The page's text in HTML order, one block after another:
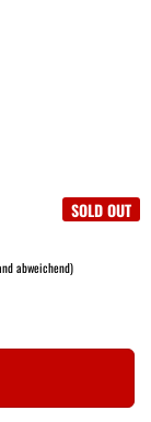
SOLD OUT
abweichend)